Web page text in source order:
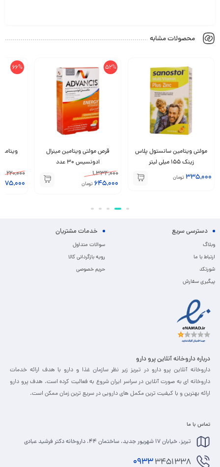
محصولات مشابه
مولتی ویتامین سانستول پلاس
زینک 155 میلی لیتر
335,000 تومان
52%
قرص مولتی ویتامین مینرال
ادونسیس 30 عدد
1,334,000
645,000تومان
66%
220,000
75,000
دسترسی سریع
وبلاگ
ارتباط با ما
شورتکد
پیگیری سفارش
خدمات مشتریان
سوالات متداول
رویه بازگردانی کالا
حریم خصوصی
درباره داروخانه آنلاین پرو دارو
داروخانه آنلاین پرو دارو در تبریز زیر نظر سازمان غذا و دارو با هدف ارائه خدمات
داروخانه ای به صورت آنلاین در سراسر ایران شروع به فعالیت کرده است. هدف پرو دارو
ارائه بهترین و با کیفیت ترین مکمل های دارویی در سریع ترین زمان ممکن است.
تماس با ما
تبریز، خیابان 17 شهریور جدید، ساختمان 44، داروخانه دکتر فرشید عبادی
09333451338